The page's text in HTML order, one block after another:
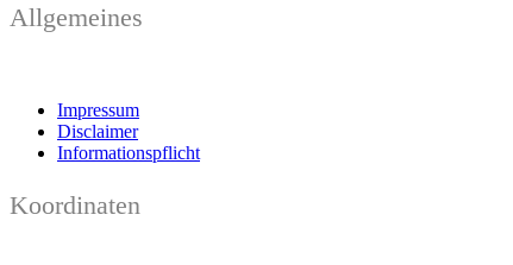
Allgemeines
Impressum
Disclaimer
Informationspflicht
Koordinaten